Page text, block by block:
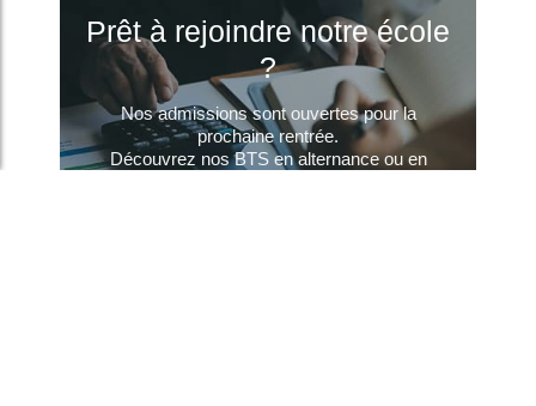
Prêt à rejoindre notre école
?
Nos admissions sont ouvertes pour la
prochaine rentrée.
Découvrez nos BTS en alternance ou en